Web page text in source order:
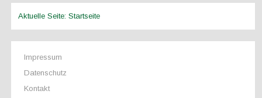
Aktuelle Seite:Startseite
Impressum
Datenschutz
Kontakt